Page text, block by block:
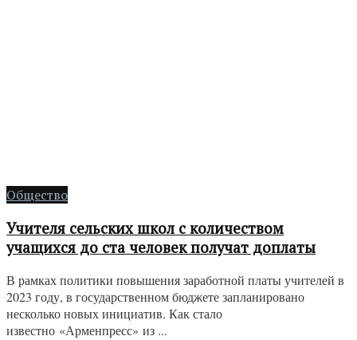
Общество
Учителя сельских школ с количеством
учащихся до ста человек получат доплаты
В рамках политики повышения заработной платы учителей в
2023 году, в государственном бюджете запланировано
несколько новых инициатив. Как стало
известно «Арменпресс» из ...